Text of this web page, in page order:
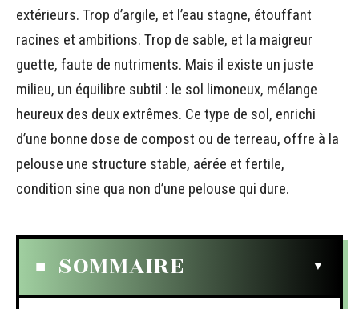
extérieurs. Trop d’argile, et l’eau stagne, étouffant
racines et ambitions. Trop de sable, et la maigreur
guette, faute de nutriments. Mais il existe un juste
milieu, un équilibre subtil : le sol limoneux, mélange
heureux des deux extrêmes. Ce type de sol, enrichi
d’une bonne dose de compost ou de terreau, offre à la
pelouse une structure stable, aérée et fertile,
condition sine qua non d’une pelouse qui dure.
SOMMAIRE